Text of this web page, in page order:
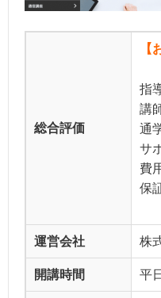
総合評価
指
講
通
サ
保
運営会社 株
開講時間 平